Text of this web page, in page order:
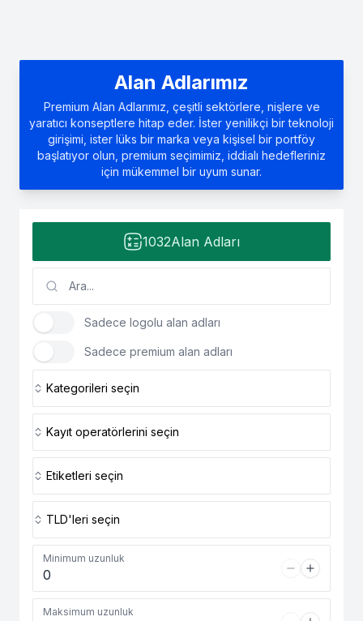
Alan Adlarımız
Premium Alan Adlarımız, çeşitli sektörlere, nişlere ve
yaratıcı konseptlere hitap eder. İster yenilikçi bir teknoloji
girişimi, ister lüks bir marka veya kişisel bir portföy
başlatıyor olun, premium seçimimiz, iddialı hedefleriniz
için mükemmel bir uyum sunar.
1032Alan Adları
Sadece logolu alan adları
Sadece premium alan adları
Kategorileri seçin
Kayıt operatörlerini seçin
Etiketleri seçin
TLD'leri seçin
Minimum uzunluk
Maksimum uzunluk